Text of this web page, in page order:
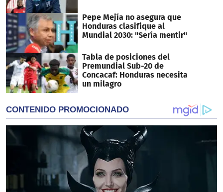
Pepe Mejía no asegura que
Honduras clasifique al
Mundial 2030: "Sería mentir"
Tabla de posiciones del
Premundial Sub-20 de
Concacaf: Honduras necesita
un milagro